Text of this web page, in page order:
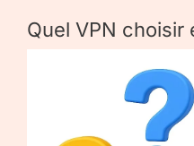
Quel VPN choisir